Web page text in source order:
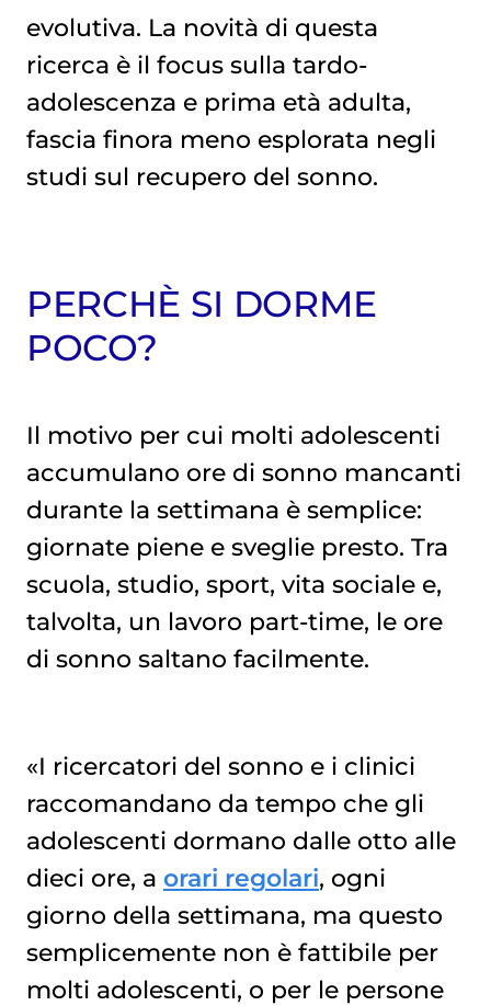
evolutiva. La novità di questa
ricerca è il focus sulla tardo-
adolescenza e prima età adulta,
fascia finora meno esplorata negli
studi sul recupero del sonno.
PERCHÈ SI DORME
POCO?
Il motivo per cui molti adolescenti
accumulano ore di sonno mancanti
durante la settimana è semplice:
giornate piene e sveglie presto. Tra
scuola, studio, sport, vita sociale e,
talvolta, un lavoro part-time, le ore
di sonno saltano facilmente.
«I ricercatori del sonno e i clinici
raccomandano da tempo che gli
adolescenti dormano dalle otto alle
dieci ore, a orari regolari, ogni
giorno della settimana, ma questo
semplicemente non è fattibile per
molti adolescenti, o per le persone